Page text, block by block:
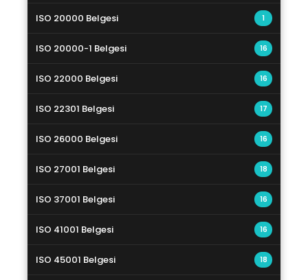
ISO 20000 Belgesi 1
ISO 20000-1 Belgesi 16
ISO 22000 Belgesi 16
ISO 22301 Belgesi 17
ISO 26000 Belgesi 16
ISO 27001 Belgesi 18
ISO 37001 Belgesi 16
ISO 41001 Belgesi 16
ISO 45001 Belgesi 18